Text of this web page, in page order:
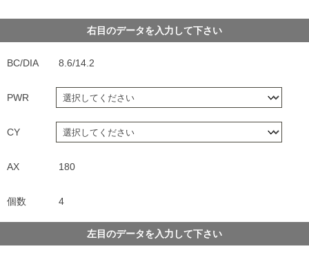
右目のデータを入力して下さい
BC/DIA 8.6/14.2
PWR
CY
AX 180
個数 4
左目のデータを入力して下さい